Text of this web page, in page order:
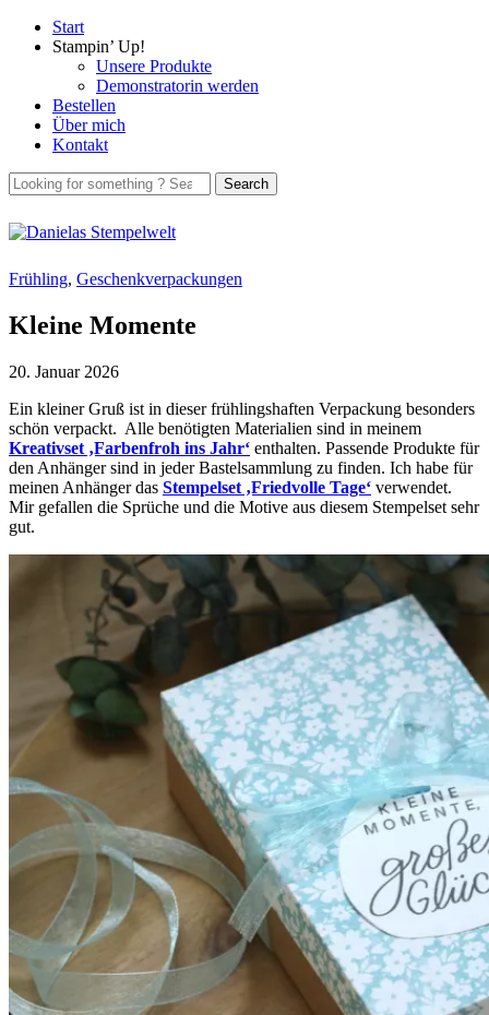
Start
Stampin’ Up!
Unsere Produkte
Demonstratorin werden
Bestellen
Über mich
Kontakt
Frühling, Geschenkverpackungen
Kleine Momente
20. Januar 2026
Ein kleiner Gruß ist in dieser frühlingshaften Verpackung besonders
schön verpackt. Alle benötigten Materialien sind in meinem
Kreativset ‚Farbenfroh ins Jahr‘ enthalten. Passende Produkte für
den Anhänger sind in jeder Bastelsammlung zu finden. Ich habe für
meinen Anhänger das Stempelset ‚Friedvolle Tage‘ verwendet.
Mir gefallen die Sprüche und die Motive aus diesem Stempelset sehr
gut.